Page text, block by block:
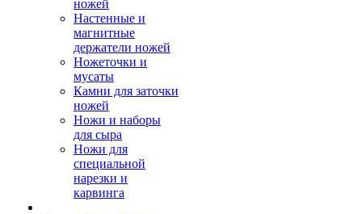
ножей
Настенные и
магнитные
держатели ножей
Ножеточки и
мусаты
Камни для заточки
ножей
Ножи и наборы
для сыра
Ножи для
специальной
нарезки и
карвинга